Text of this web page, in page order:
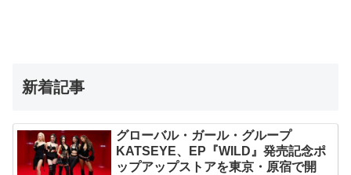
新着記事
グローバル・ガール・グループ
KATSEYE、EP『WILD』発売記念ポ
ップアップストアを東京・原宿で開